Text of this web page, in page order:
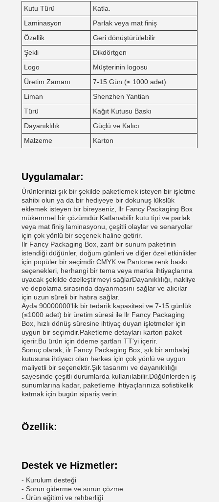
Kutu Türü
Katla.
Laminasyon
Parlak veya mat finiş
Özellik
Geri dönüştürülebilir
Şekli
Dikdörtgen
Logo
Müşterinin logosu
Üretim Zamanı
7-15 Gün (≤ 1000 adet)
Liman
Shenzhen Yantian
Türü
Kağıt Kutusu Baskı
Dayanıklılık
Güçlü ve Kalıcı
Malzeme
Karton
Uygulamalar:
Ürünlerinizi şık bir şekilde paketlemek isteyen bir işletme
sahibi olun ya da bir hediyeye bir dokunuş lükslük
eklemek isteyen bir bireyseniz, llr Fancy Packaging Box
mükemmel bir çözümdür.Katlanabilir kutu tipi ve parlak
veya mat finiş laminasyonu, çeşitli olaylar ve senaryolar
için çok yönlü bir seçenek haline getirir.
Ilr Fancy Packaging Box, zarif bir sunum paketinin
istendiği düğünler, doğum günleri ve diğer özel etkinlikler
için popüler bir seçimdir.CMYK ve Pantone renk baskı
seçenekleri, herhangi bir tema veya marka ihtiyaçlarına
uyacak şekilde özelleştirmeyi sağlarDayanıklılığı, nakliye
ve depolama sırasında dayanmasını sağlar ve alıcılar
için uzun süreli bir hatıra sağlar.
Ayda 90000000'lik bir tedarik kapasitesi ve 7-15 günlük
(≤1000 adet) bir üretim süresi ile llr Fancy Packaging
Box, hızlı dönüş süresine ihtiyaç duyan işletmeler için
uygun bir seçimdir.Paketleme detayları karton paket
içerir.Bu ürün için ödeme şartları TT'yi içerir.
Sonuç olarak, ilr Fancy Packaging Box, şık bir ambalaj
kutusuna ihtiyacı olan herkes için çok yönlü ve uygun
maliyetli bir seçenektir.Şık tasarımı ve dayanıklılığı
sayesinde çeşitli durumlarda kullanılabilir.Düğünlerden iş
sunumlarına kadar, paketleme ihtiyaçlarınıza sofistikelik
katmak için bugün sipariş verin.
Özellik:
Destek ve Hizmetler:
- Kurulum desteği
- Sorun giderme ve sorun çözme
- Ürün eğitimi ve rehberliği